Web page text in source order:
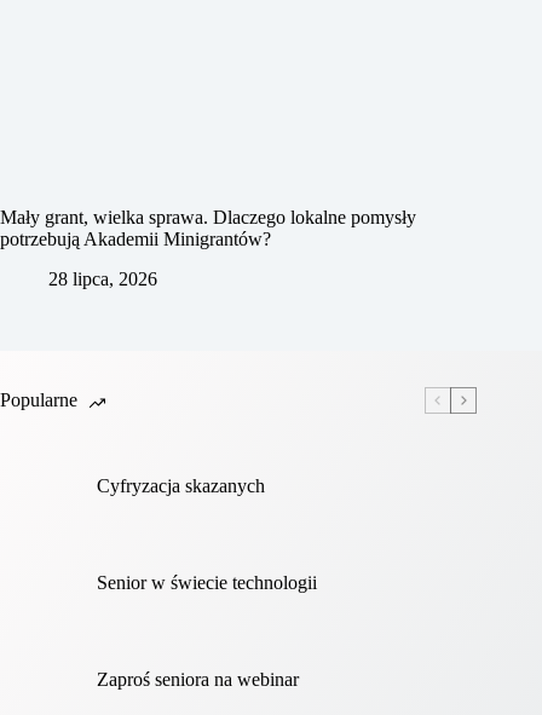
Mały grant, wielka sprawa. Dlaczego lokalne pomysły
potrzebują Akademii Minigrantów?
28 lipca, 2026
Popularne
Cyfryzacja skazanych
Senior w świecie technologii
Zaproś seniora na webinar